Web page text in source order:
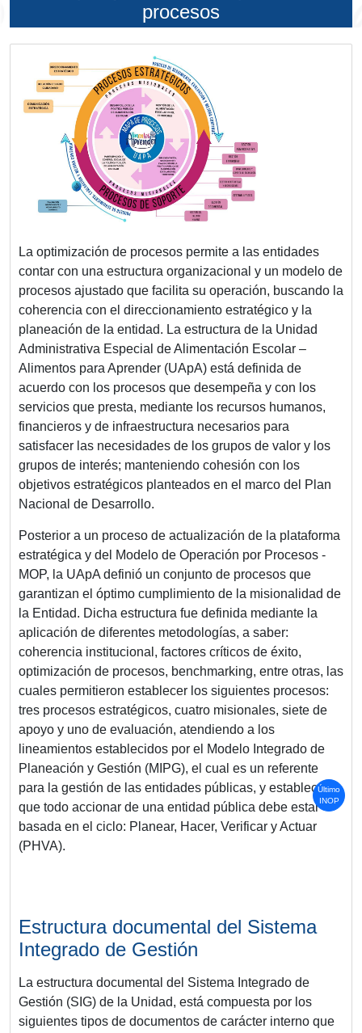
Último
INOP
procesos
La optimización de procesos permite a las entidades
contar con una estructura organizacional y un modelo de
procesos ajustado que facilita su operación, buscando la
coherencia con el direccionamiento estratégico y la
planeación de la entidad. La estructura de la Unidad
Administrativa Especial de Alimentación Escolar –
Alimentos para Aprender (UApA) está definida de
acuerdo con los procesos que desempeña y con los
servicios que presta, mediante los recursos humanos,
financieros y de infraestructura necesarios para
satisfacer las necesidades de los grupos de valor y los
grupos de interés; manteniendo cohesión con los
objetivos estratégicos planteados en el marco del Plan
Nacional de Desarrollo.
Posterior a un proceso de actualización de la plataforma
estratégica y del Modelo de Operación por Procesos -
MOP, la UApA definió un conjunto de procesos que
garantizan el óptimo cumplimiento de la misionalidad de
la Entidad. Dicha estructura fue definida mediante la
aplicación de diferentes metodologías, a saber:
coherencia institucional, factores críticos de éxito,
optimización de procesos, benchmarking, entre otras, las
cuales permitieron establecer los siguientes procesos:
tres procesos estratégicos, cuatro misionales, siete de
apoyo y uno de evaluación, atendiendo a los
lineamientos establecidos por el Modelo Integrado de
Planeación y Gestión (MIPG), el cual es un referente
para la gestión de las entidades públicas, y establece
que todo accionar de una entidad pública debe estar
basada en el ciclo: Planear, Hacer, Verificar y Actuar
(PHVA).
Estructura documental del Sistema
Integrado de Gestión
La estructura documental del Sistema Integrado de
Gestión (SIG) de la Unidad, está compuesta por los
siguientes tipos de documentos de carácter interno que